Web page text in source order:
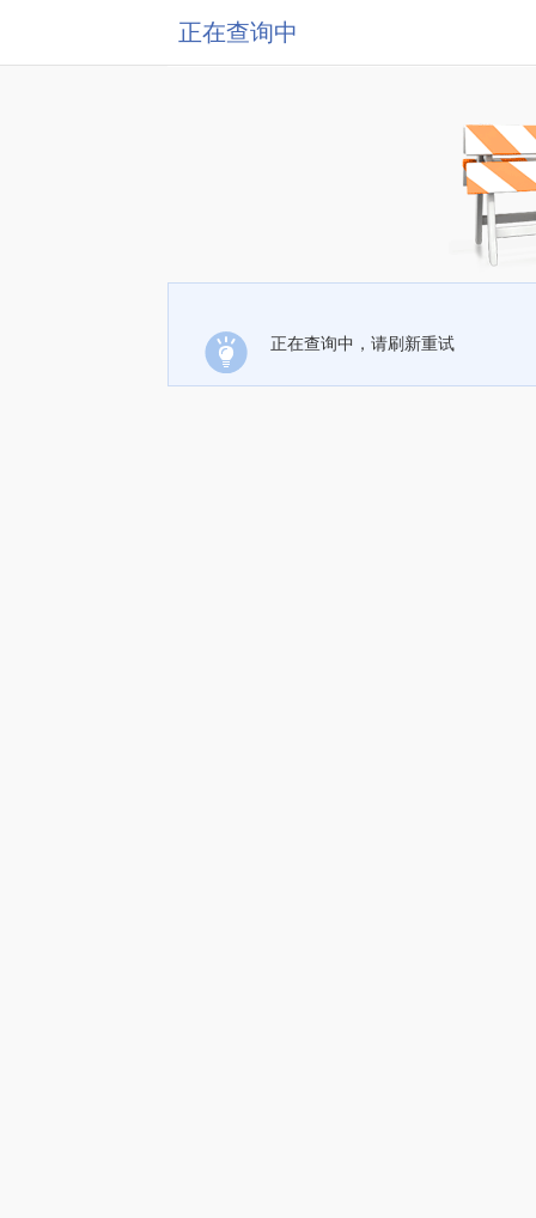
正在查询中
正在查询中，请刷新重试